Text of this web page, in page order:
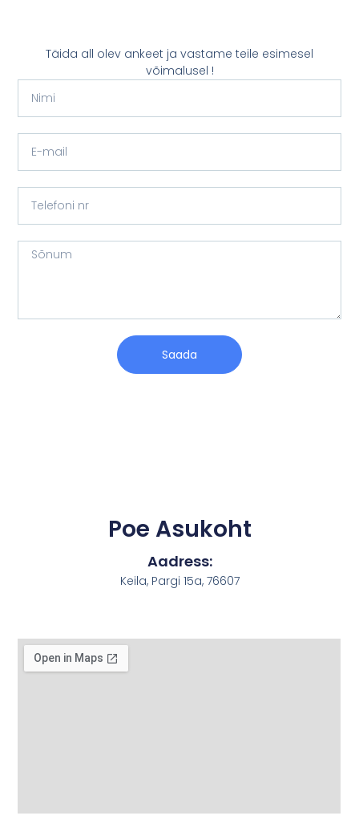
Täida all olev ankeet ja vastame teile esimesel
võimalusel !
Saada
Poe Asukoht
Aadress:
Keila, Pargi 15a, 76607